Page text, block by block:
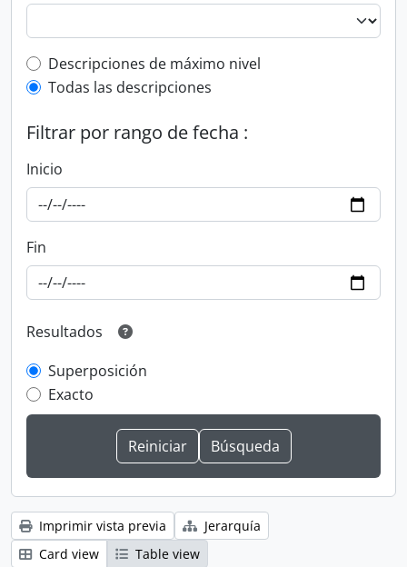
Top-level description filter
Descripciones de máximo nivel
Todas las descripciones
Filtrar por rango de fecha :
Inicio
Fin
Resultados
Superposición
Exacto
Imprimir vista previa
Jerarquía
Card view
Table view